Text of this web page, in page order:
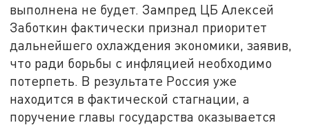
выполнена не будет. Зампред ЦБ Алексей
Заботкин фактически признал приоритет
дальнейшего охлаждения экономики, заявив,
что ради борьбы с инфляцией необходимо
потерпеть. В результате Россия уже
находится в фактической стагнации, а
поручение главы государства оказывается